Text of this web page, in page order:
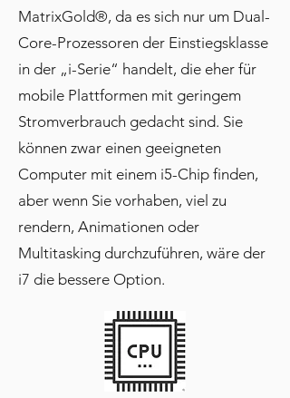
MatrixGold®, da es sich nur um Dual-
Core-Prozessoren der Einstiegsklasse
in der „i-Serie“ handelt, die eher für
mobile Plattformen mit geringem
Stromverbrauch gedacht sind. Sie
können zwar einen geeigneten
Computer mit einem i5-Chip finden,
aber wenn Sie vorhaben, viel zu
rendern, Animationen oder
Multitasking durchzuführen, wäre der
i7 die bessere Option.